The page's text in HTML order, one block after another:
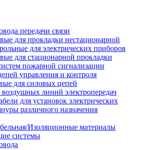
передачи связи
для прокладки нестационарной
для электрических приборов
для стационарной прокладки
пожарной сигнализации
управления и контроля
для силовых цепей
линий электропередач
для установок электрических
различного назначения
Изоляционные материалы
системы